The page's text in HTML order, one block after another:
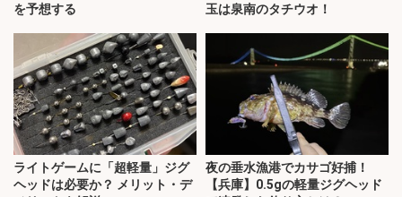
を予想する
玉は泉南のタチウオ！
ライトゲームに「超軽量」ジグ
ヘッドは必要か？ メリット・デ
夜の垂水漁港でカサゴ好捕！
【兵庫】0.5gの軽量ジグヘッド